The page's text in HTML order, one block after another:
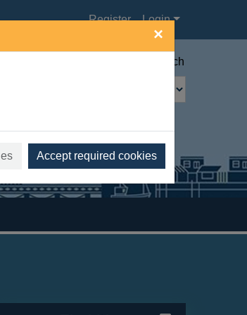
×
Accept required cookies
Register Login
Advanced search